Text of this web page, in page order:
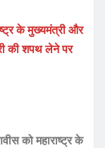
के मुख्यमंत्री और
की शपथ लेने पर
को महाराष्ट्र के